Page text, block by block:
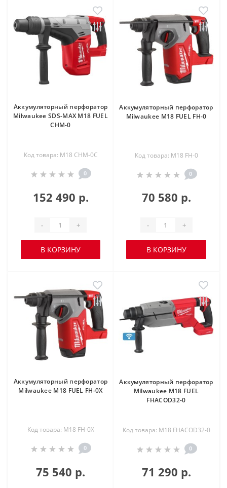
Аккумуляторный перфоратор
Milwaukee SDS-MAX M18 FUEL
CHM-0
Код товара: M18 CHM-0C
0
152 490 р.
- +
В КОРЗИНУ
Аккумуляторный перфоратор
Milwaukee M18 FUEL FH-0
Код товара: M18 FH-0
0
70 580 р.
- +
В КОРЗИНУ
Аккумуляторный перфоратор
Milwaukee M18 FUEL FH-0X
Код товара: M18 FH-0X
0
75 540 р.
Аккумуляторный перфоратор
Milwaukee M18 FUEL
FHACOD32-0
Код товара: M18 FHACOD32-0
0
71 290 р.